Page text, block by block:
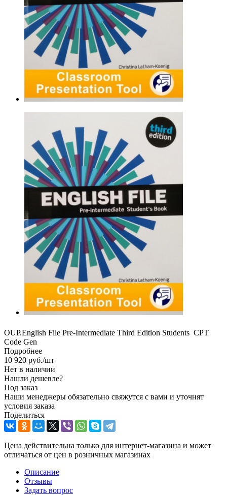
OUP.English File Pre-Intermediate Third Edition Students CPT
Code Gen
Подробнее
10 920 руб./шт
Нет в наличии
Нашли дешевле?
Под заказ
Наши менеджеры обязательно свяжутся с вами и уточнят
условия заказа
Поделиться
Цена действительна только для интернет-магазина и может
отличаться от цен в розничных магазинах
Описание
Отзывы
Задать вопрос